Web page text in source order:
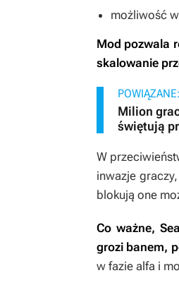
możliwość
Mod pozwala
skalowanie
POWIĄZANE:
Milion
świętują
W
inwazje
blokują one
Co ważne,
grozi banem,
w fazie alfa i